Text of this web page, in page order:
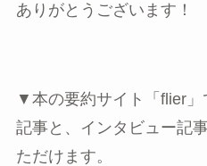
ありがとうございます！
▼本の要約サイト「flier
記事と、インタビュー記
ただけます。